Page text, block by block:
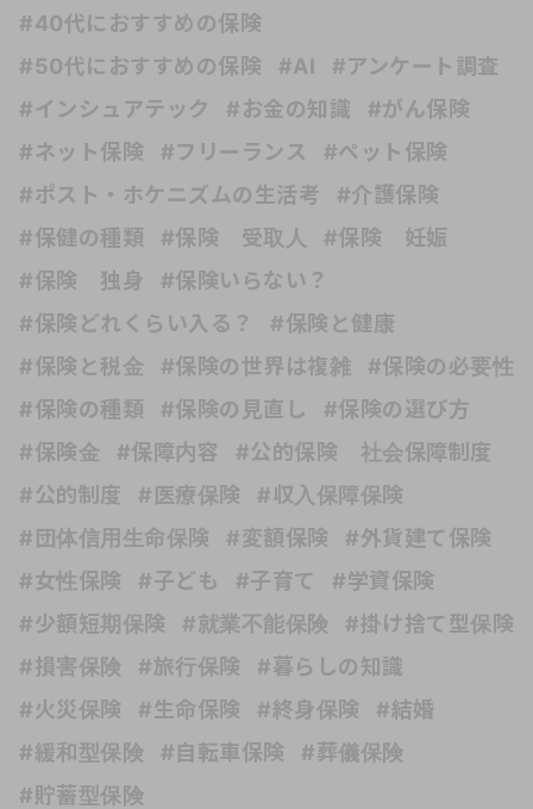
#40代におすすめの保険
#50代におすすめの保険
#AI
#アンケート調査
#インシュアテック
#お金の知識
#がん保険
#ネット保険
#フリーランス
#ペット保険
#ポスト・ホケニズムの生活考
#介護保険
#保健の種類
#保険 受取人
#保険 妊娠
#保険 独身
#保険いらない？
#保険どれくらい入る？
#保険と健康
#保険と税金
#保険の世界は複雑
#保険の必要性
#保険の種類
#保険の見直し
#保険の選び方
#保険金
#保障内容
#公的保険 社会保障制度
#公的制度
#医療保険
#収入保障保険
#団体信用生命保険
#変額保険
#外貨建て保険
#女性保険
#子ども #子育て
#学資保険
#少額短期保険
#就業不能保険
#掛け捨て型保険
#損害保険
#旅行保険
#暮らしの知識
#火災保険
#生命保険 #終身保険
#結婚
#緩和型保険
#自転車保険
#葬儀保険
#貯蓄型保険